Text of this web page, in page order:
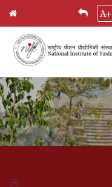
main
content
A+
Breadcrumb
मुख पृष्ठ